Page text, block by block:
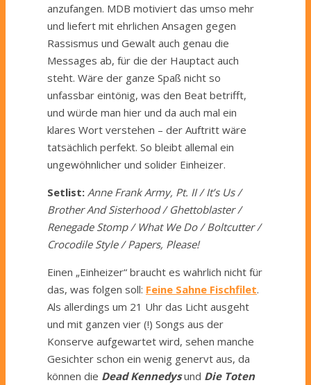
anzufangen. MDB motiviert das umso mehr
und liefert mit ehrlichen Ansagen gegen
Rassismus und Gewalt auch genau die
Messages ab, für die der Hauptact auch
steht. Wäre der ganze Spaß nicht so
unfassbar eintönig, was den Beat betrifft,
und würde man hier und da auch mal ein
klares Wort verstehen – der Auftritt wäre
tatsächlich perfekt. So bleibt allemal ein
ungewöhnlicher und solider Einheizer.
Setlist: Anne Frank Army, Pt. II / It’s Us /
Brother And Sisterhood / Ghettoblaster /
Renegade Stomp / What We Do / Boltcutter /
Crocodile Style / Papers, Please!
Einen „Einheizer“ braucht es wahrlich nicht für
das, was folgen soll: Feine Sahne Fischfilet.
Als allerdings um 21 Uhr das Licht ausgeht
und mit ganzen vier (!) Songs aus der
Konserve aufgewartet wird, sehen manche
Gesichter schon ein wenig genervt aus, da
können die Dead Kennedysund Die Toten